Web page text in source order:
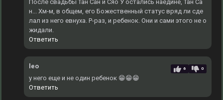
После свадьбы Тан Сан и Сяо У остались наедине, Тан Са
н... Хм-м, в общем, его Божественный статус вряд ли сде
лал из него евнуха. Р-раз, и ребенок. Они и сами этого не о
жидали.
Ответить
leo 6 0
у него еще и не один ребенок 😁😁😁
Ответить